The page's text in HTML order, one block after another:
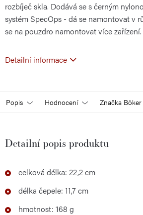
rozbíječ skla. Dodává se s černým
systém SpecOps - dá se namontovat v
se na pouzdro namontovat více zařízení.
Detailní informace
Popis Hodnocení Značka
Detailní popis produktu
celková délka: 22,2 cm
délka čepele: 11,7 cm
hmotnost: 168 g